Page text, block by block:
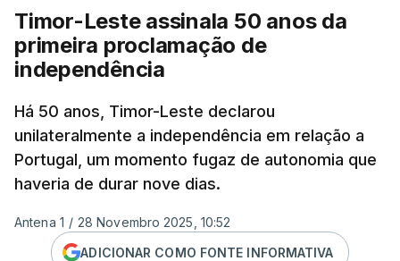
Timor-Leste assinala 50 anos da
primeira proclamação de
independência
Há 50 anos, Timor-Leste declarou
unilateralmente a independência em relação a
Portugal, um momento fugaz de autonomia que
haveria de durar nove dias.
Antena 1 / 28 Novembro 2025, 10:52
ADICIONAR COMO FONTE INFORMATIVA